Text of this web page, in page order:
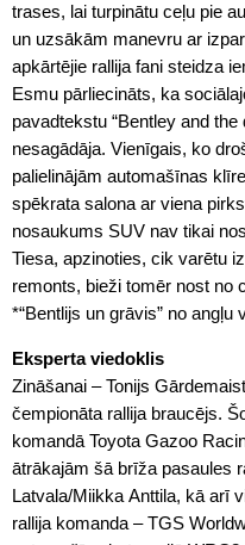
trases, lai turpinātu ceļu pie
un uzsākām manevru ar
apkārtējie rallija fani steidza
Esmu pārliecināts, ka
pavadtekstu “Bentley and
nesagādāja. Vienīgais, ko
palielinājām automašīnas
spēkrata salona ar viena
nosaukums SUV nav tikai
Tiesa, apzinoties, cik varētu
remonts, bieži tomēr nost no
*“Bentlijs un grāvis” no angļu
Eksperta viedoklis
Zināšanai – Tonijs
čempionāta rallija braucējs.
komandā Toyota Gazoo
ātrākajām šā brīža pasaules
Latvala/Miikka Anttila, kā arī
rallija komanda – TGS